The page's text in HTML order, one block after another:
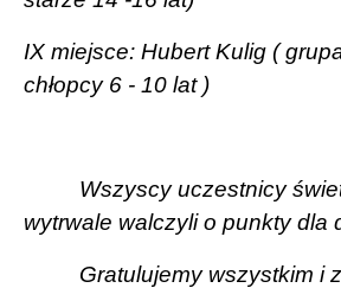
IX miejsce: Hubert Kulig (
chłopcy 6 - 10 lat )
Wszyscy uczestnicy
wytrwale walczyli o punkty dla
Gratulujemy wszystkim i